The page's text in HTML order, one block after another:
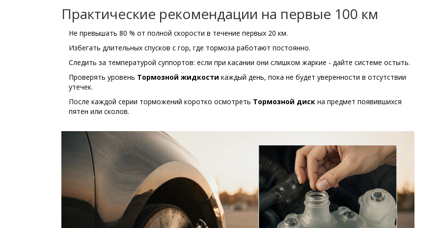
Практические рекомендации на первые 100 км
Не превышать 80 % от полной скорости в течение первых 20 км.
Избегать длительных спусков с гор, где тормоза работают постоянно.
Следить за температурой суппортов: если при касании они слишком жаркие - дайте системе остыть.
Проверять уровень Тормозной жидкости каждый день, пока не будет уверенности в отсутствии
утечек.
После каждой серии торможений коротко осмотреть Тормозной дискна предмет появившихся
пятен или сколов.